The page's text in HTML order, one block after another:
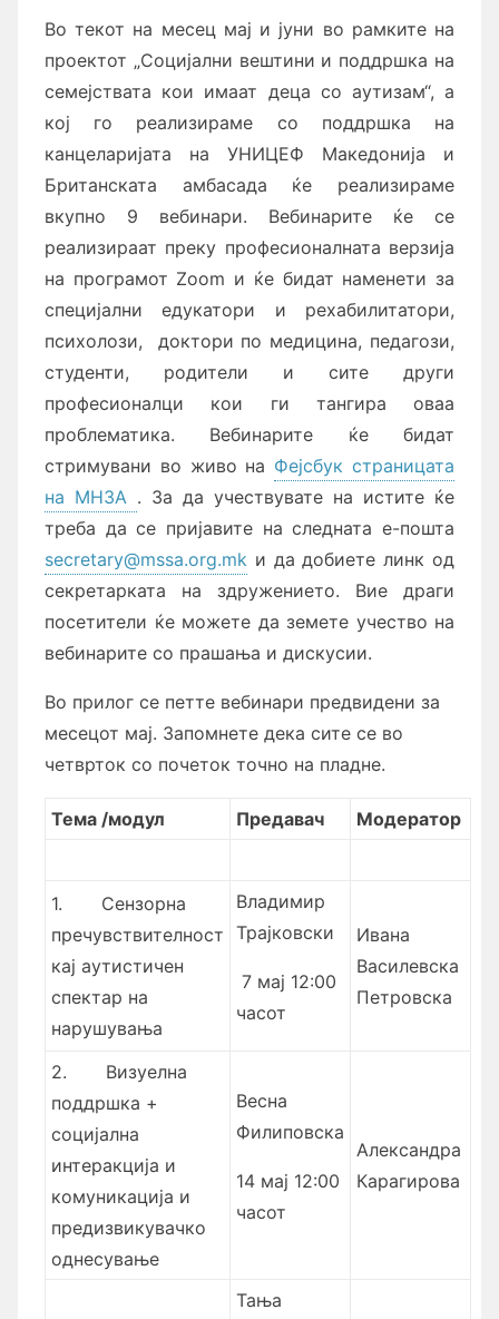
Во текот на месец мај и јуни во рамките на
проектот „Социјални вештини и поддршка на
семејствата кои имаат деца со аутизам“, а
кој го реализираме со поддршка на
канцеларијата на УНИЦЕФ Македонија и
Британската амбасада ќе реализираме
вкупно 9 вебинари. Вебинарите ќе се
реализираат преку професионалната верзија
на програмот Zoom и ќе бидат наменети за
специјални едукатори и рехабилитатори,
психолози, доктори по медицина, педагози,
студенти, родители и сите други
професионалци кои ги тангира оваа
проблематика. Вебинарите ќе бидат
стримувани во живо на Фејсбук страницата
на МНЗА . За да учествувате на истите ќе
треба да се пријавите на следната е-пошта
secretary@mssa.org.mk и да добиете линк од
секретарката на здружението. Вие драги
посетители ќе можете да земете учество на
вебинарите со прашања и дискусии.
Во прилог се петте вебинари предвидени за
месецот мај. Запомнете дека сите се во
четврток со почеток точно на пладне.
Тема /модул Предавач Модератор
1. Сензорна
пречувствителност
кај аутистичен
спектар на
нарушувања
Владимир
Трајковски
7 мај 12:00
часот
Ивана
Василевска
Петровска
2. Визуелна
поддршка +
социјална
интеракција и
комуникација и
предизвикувачко
однесување
Весна
Филиповска
14 мај 12:00
часот
Александра
Карагирова
Тања